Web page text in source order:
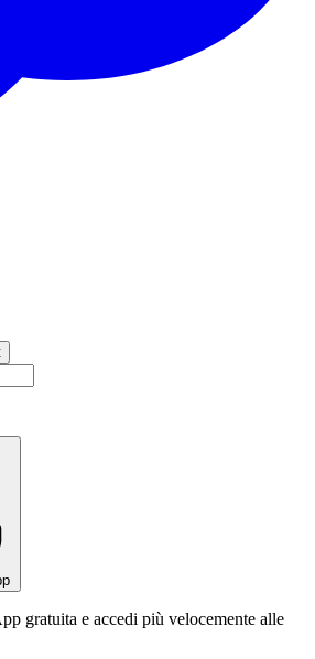
gratuita e accedi più velocemente alle